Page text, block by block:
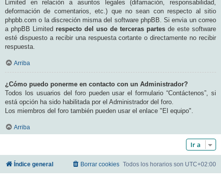
Limited en relación a asuntos legales (difamación, responsabilidad,
deformación de comentarios, etc.) que no sean con respecto al sitio
phpbb.com o la discreción misma del software phpBB. Si envia un correo
a phpBB Limited respecto del uso de terceras partes de este software
esté dispuesto a recibir una respuesta cortante o directamente no recibir
respuesta.
Arriba
¿Cómo puedo ponerme en contacto con un Administrador?
Todos los usuarios del foro pueden usar el formulario “Contáctenos”, si
está opción ha sido habilitada por el Administrador del foro.
Los miembros del foro también pueden usar el enlace "El equipo".
Arriba
Ir a
Índice general Todos los horarios son UTC+02:00
Borrar cookies